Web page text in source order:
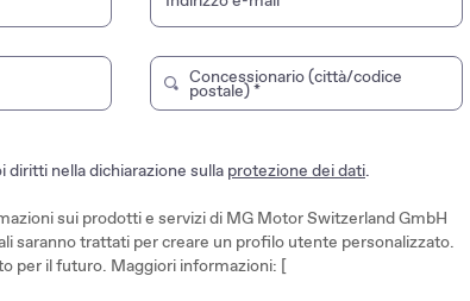
Digita per cercare un negozio del
Concessionario (città/codice
postale)*
nella dichiarazione sulla protezione dei dati
sui prodotti e servizi di MG Motor Switzerland GmbH
saranno trattati per creare un profilo utente personalizzato.
per il futuro. Maggiori informazioni: [